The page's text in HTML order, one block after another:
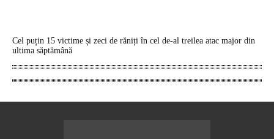
Cel puțin 15 victime și zeci de răniți în cel de-al treilea atac major din
ultima săptămână